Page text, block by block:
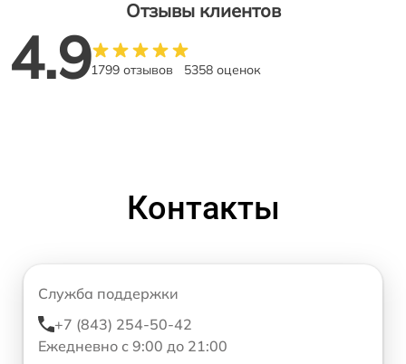
Отзывы клиентов
4.91799 отзывов 5358 оценок
Контакты
Служба поддержки
+7 (843) 254-50-42
Ежедневно с 9:00 до 21:00